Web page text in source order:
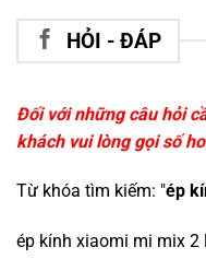
HỎI - ĐÁP
Đối với những câu hỏi
khách vui lòng gọi số
Từ khóa tìm kiếm: "ép
ép kính xiaomi mi mix 2